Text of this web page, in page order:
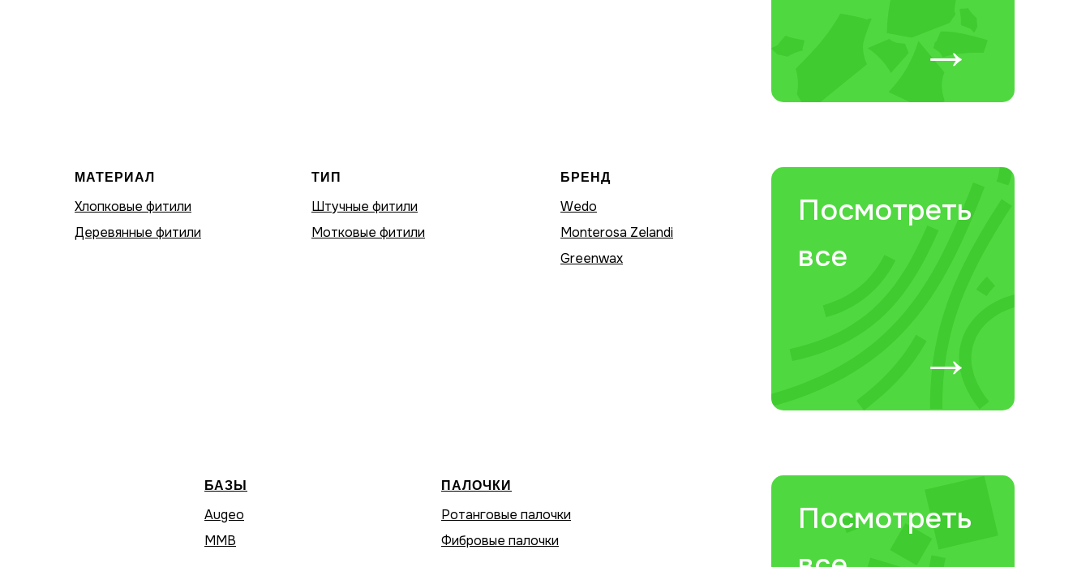
→
МАТЕРИАЛ
Хлопковые фитили
Деревянные фитили
ТИП
Штучные фитили
Мотковые фитили
БРЕНД
Wedo
Monterosa Zelandi
Greenwax
Посмотреть
все
→
БАЗЫ
Augeo
MMB
ПАЛОЧКИ
Ротанговые палочки
Фибровые палочки
Посмотреть